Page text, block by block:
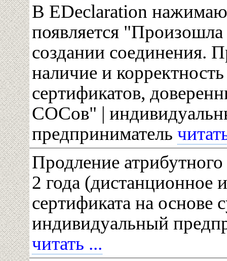
В EDeclaration нажимаю
появляется
создании соединения.
наличие и
сертификатов,
СОСов" |
предприниматель
Продление
2 года (дистанционное
сертификата на основе
индивидуальный
читать ...